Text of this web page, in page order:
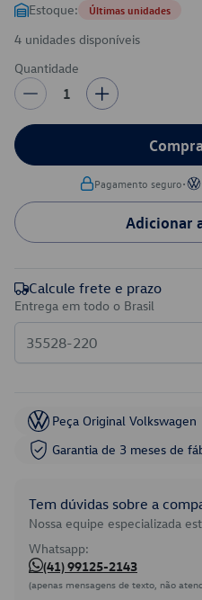
Estoque: Últimas unidades
4 unidades disponíveis
Quantidade
1
Pagamento seguro•
Adicionar
Calcule frete e prazo
Entrega em todo o Brasil
Peça Original Volkswagen
Garantia de 3 meses de
Tem dúvidas sobre a
Nossa equipe especializada
Whatsapp:
(41) 99125-2143
(apenas mensagens de texto, não